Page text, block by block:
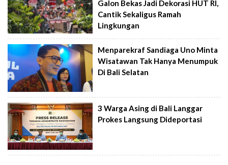
Galon Bekas Jadi Dekorasi HUT RI,
Cantik Sekaligus Ramah
Lingkungan
Menparekraf Sandiaga Uno Minta
Wisatawan Tak Hanya Menumpuk
Di Bali Selatan
3 Warga Asing di Bali Langgar
Prokes Langsung Dideportasi